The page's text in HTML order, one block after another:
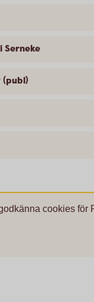
Serneke
(publ)
cookies för